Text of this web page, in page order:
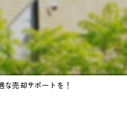
売却サポートを！